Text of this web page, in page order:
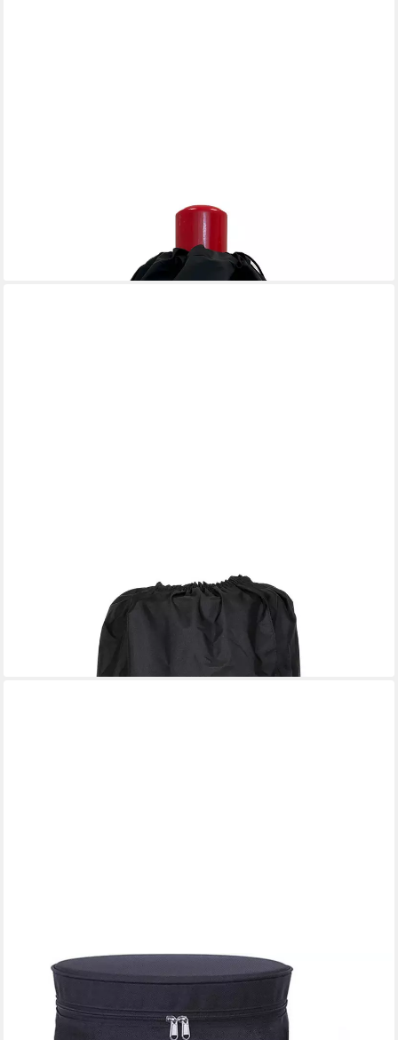
Abdeckhaube, 5 kg Gasflasche inkl. Druck "Pott & Flamme"
lieferbar - in 2-3 Werktagen bei dir
Abdeckhaube Gasflaschen-Hülle
24,90 €
lieferbar - in 4-5 Werktagen bei dir
LUXUSKOLLEKTION
Heizstrahler-Schutzhülle Gasflaschenhülle 11KG Vollabdeckung
Oxford Gewebe Wasserdicht
53,95 €